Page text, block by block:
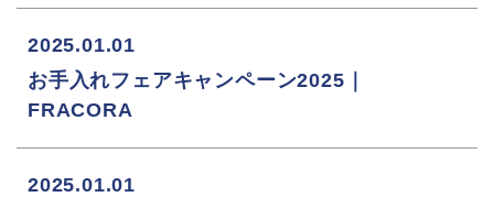
2025.01.01
お手入れフェアキャンペーン2025｜
FRACORA
2025.01.01